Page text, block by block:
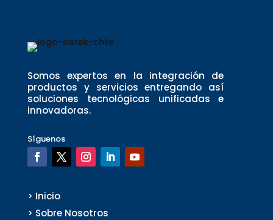
Somos expertos en la integración de
productos y servicios entregando así
soluciones tecnológicas unificadas e
innovadoras.
Síguenos
> Inicio
> Sobre Nosotros